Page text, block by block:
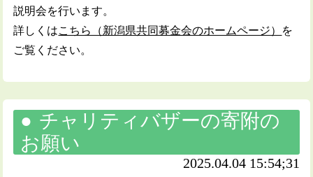
説明会を行います。
詳しくはこちら（新潟県共同募金会のホームページ） を
ご覧ください。
チャリティバザーの寄附の
お願い
2025.04.04 15:54;31